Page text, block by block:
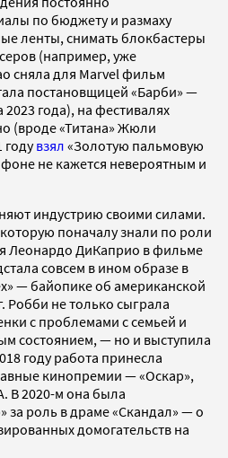
по бюджету и размаху
ленты, снимать блокбастеры
(например, уже
сняла для Marvel фильм
постановщицей «Барби» —
года), на фестивалях
(вроде «Титана» Жюли
годувзял «Золотую пальмовую
фоне не кажется невероятным и
индустрию своими силами.
поначалу знали по роли
Леонардо ДиКаприо в фильме
совсем в ином образе в
— байопике об американской
Робби не только сыграла
с проблемами с семьей и
состоянием, — но и выступила
году работа принесла
кинопремии — «Оскар»,
В 2020-м она была
за роль в драме «Скандал» — о
домогательств на